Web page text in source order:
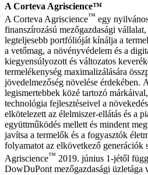
A Corteva Agriscience™
A Corteva Agriscience™ egy
finanszírozású mezőgazdasági
legteljesebb portfólióját kínálja a
a vetőmag, a növényvédelem és a
kiegyensúlyozott és változatos
termelékenység maximalizálására
jövedelmezőség növelése érdekében.
legismertebbek közé tartozó
technológia fejlesztéseivel a
elkötelezett az élelmiszer-ellátás és a
együttműködés mellett és mindent
javítsa a termelők és a fogyasztók
folyamatot az elkövetkező generációk
Agriscience™ 2019. június 1-jétől
DowDuPont mezőgazdasági üzletága